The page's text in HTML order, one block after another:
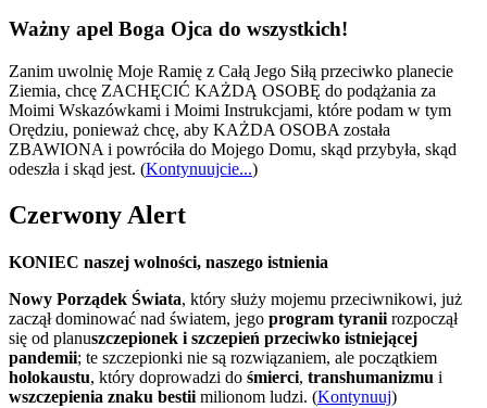
Ważny apel Boga Ojca do wszystkich!
Zanim uwolnię Moje Ramię z Całą Jego Siłą przeciwko planecie
Ziemia, chcę ZACHĘCIĆ KAŻDĄ OSOBĘ do podążania za
Moimi Wskazówkami i Moimi Instrukcjami, które podam w tym
Orędziu, ponieważ chcę, aby KAŻDA OSOBA została
ZBAWIONA i powróciła do Mojego Domu, skąd przybyła, skąd
odeszła i skąd jest. (Kontynuujcie...)
Czerwony Alert
KONIEC naszej wolności, naszego istnienia
Nowy Porządek Świata, który służy mojemu przeciwnikowi, już
zaczął dominować nad światem, jego program tyranii rozpoczął
się od planuszczepionek i szczepień przeciwko istniejącej
pandemii; te szczepionki nie są rozwiązaniem, ale początkiem
holokaustu, który doprowadzi do śmierci, transhumanizmu i
wszczepienia znaku bestii milionom ludzi. (Kontynuuj)